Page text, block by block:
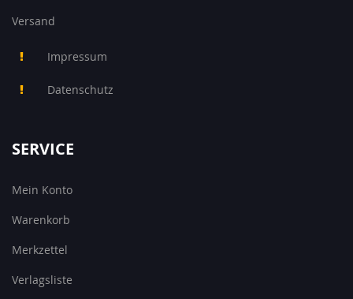
Versand
Impressum
Datenschutz
SERVICE
Mein Konto
Warenkorb
Merkzettel
Verlagsliste